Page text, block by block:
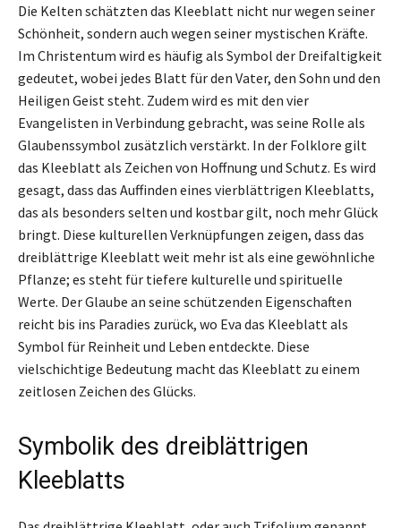
Die Kelten schätzten das Kleeblatt nicht nur wegen seiner
Schönheit, sondern auch wegen seiner mystischen Kräfte.
Im Christentum wird es häufig als Symbol der Dreifaltigkeit
gedeutet, wobei jedes Blatt für den Vater, den Sohn und den
Heiligen Geist steht. Zudem wird es mit den vier
Evangelisten in Verbindung gebracht, was seine Rolle als
Glaubenssymbol zusätzlich verstärkt. In der Folklore gilt
das Kleeblatt als Zeichen von Hoffnung und Schutz. Es wird
gesagt, dass das Auffinden eines vierblättrigen Kleeblatts,
das als besonders selten und kostbar gilt, noch mehr Glück
bringt. Diese kulturellen Verknüpfungen zeigen, dass das
dreiblättrige Kleeblatt weit mehr ist als eine gewöhnliche
Pflanze; es steht für tiefere kulturelle und spirituelle
Werte. Der Glaube an seine schützenden Eigenschaften
reicht bis ins Paradies zurück, wo Eva das Kleeblatt als
Symbol für Reinheit und Leben entdeckte. Diese
vielschichtige Bedeutung macht das Kleeblatt zu einem
zeitlosen Zeichen des Glücks.
Symbolik des dreiblättrigen
Kleeblatts